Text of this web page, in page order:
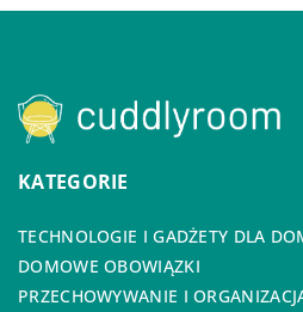
KATEGORIE
TECHNOLOGIE I GADŻETY DLA
DOMOWE OBOWIĄZKI
PRZECHOWYWANIE I